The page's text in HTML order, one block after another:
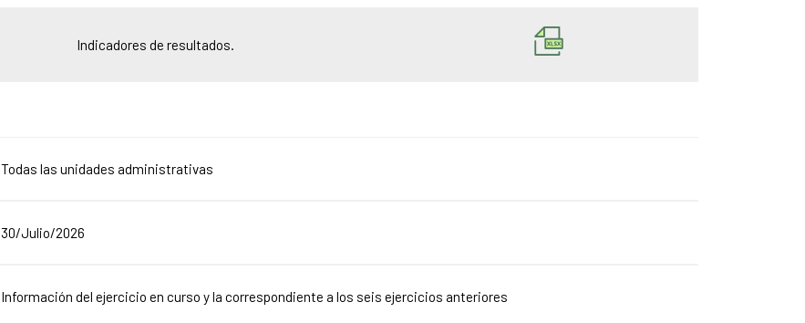
Indicadores de resultados.
Todas las unidades administrativas
30/Julio/2026
Información del ejercicio en curso y la correspondiente a los seis ejercicios anteriores